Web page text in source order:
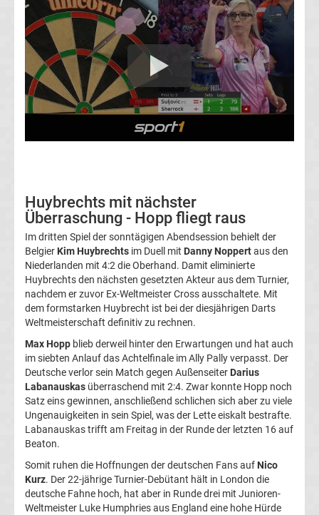
Conference
League
Tabelle
Formel
Transfergerüchte
WWE
News
News
DAZN
Programm
&
Infos
Huybrechts mit nächster
Überraschung - Hopp fliegt raus
Im dritten Spiel der sonntägigen Abendsession behielt der
Belgier Kim Huybrechts im Duell mit Danny Noppertaus den
Niederlanden mit 4:2 die Oberhand. Damit eliminierte
Huybrechts den nächsten gesetzten Akteur aus dem Turnier,
nachdem er zuvor Ex-Weltmeister Cross ausschaltete. Mit
dem formstarken Huybrecht ist bei der diesjährigen Darts
Weltmeisterschaft definitiv zu rechnen.
Max Hopp blieb derweil hinter den Erwartungen und hat auch
im siebten Anlauf das Achtelfinale im Ally Pally verpasst. Der
Deutsche verlor sein Match gegen Außenseiter Darius
Labanauskas überraschend mit 2:4. Zwar konnte Hopp noch
Satz eins gewinnen, anschließend schlichen sich aber zu viele
Ungenauigkeiten in sein Spiel, was der Lette eiskalt bestrafte.
Labanauskas trifft am Freitag in der Runde der letzten 16 auf
Beaton.
Somit ruhen die Hoffnungen der deutschen Fans auf Nico
Kurz. Der 22-jährige Turnier-Debütant hält in London die
deutsche Fahne hoch, hat aber in Runde drei mit Junioren-
Weltmeister Luke Humphries aus England eine hohe Hürde